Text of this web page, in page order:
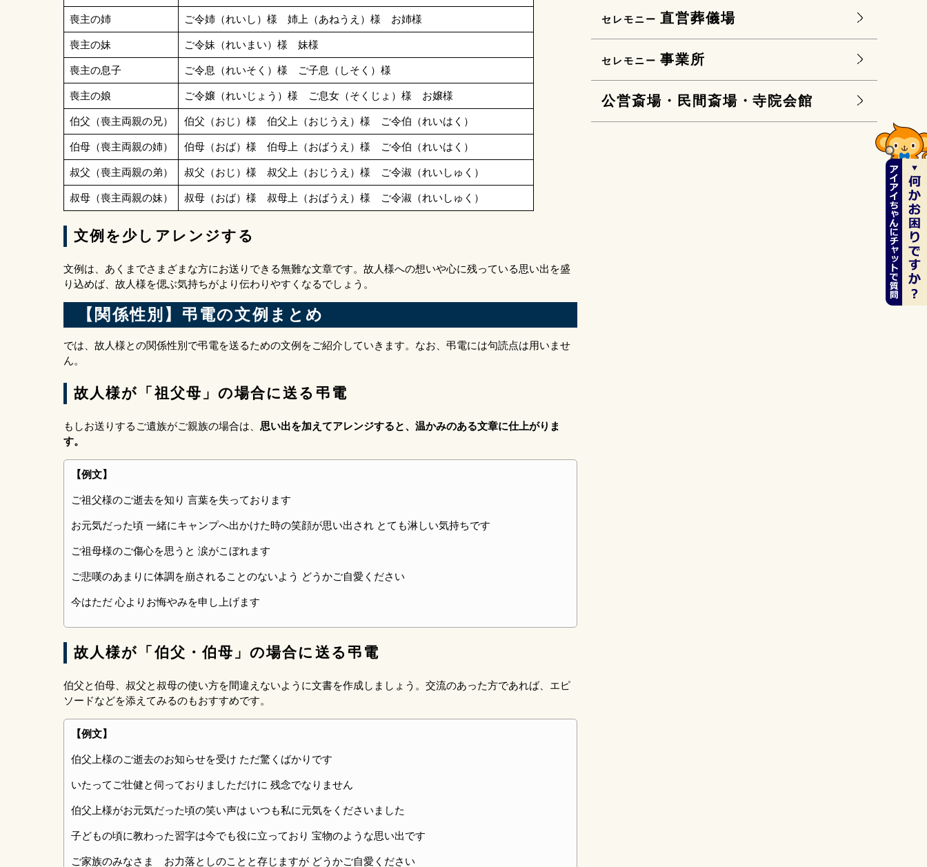
喪主の姉 ご令姉（れいし）様 姉上（あねうえ）様 お姉様
喪主の妹 ご令妹（れいまい）様 妹様
喪主の息子 ご令息（れいそく）様 ご子息（しそく）様
喪主の娘 ご令嬢（れいじょう）様 ご息女（そくじょ）様 お嬢様
伯父（喪主両親の兄） 伯父（おじ）様 伯父上（おじうえ）様 ご令伯（れいはく）
伯母（喪主両親の姉） 伯母（おば）様 伯母上（おばうえ）様 ご令伯（れいはく）
叔父（喪主両親の弟） 叔父（おじ）様 叔父上（おじうえ）様 ご令淑（れいしゅく）
叔母（喪主両親の妹） 叔母（おば）様 叔母上（おばうえ）様 ご令淑（れいしゅく）
文例を少しアレンジする
文例は、あくまでさまざまな方にお送りできる無難な文章です。故人様への想いや心に残っている思い出を盛
り込めば、故人様を偲ぶ気持ちがより伝わりやすくなるでしょう。
【関係性別】弔電の文例まとめ
では、故人様との関係性別で弔電を送るための文例をご紹介していきます。なお、弔電には句読点は用いませ
ん。
故人様が「祖父母」の場合に送る弔電
もしお送りするご遺族がご親族の場合は、 思い出を加えてアレンジすると、温かみのある文章に仕上がりま
す。
【例文】
ご祖父様のご逝去を知り 言葉を失っております
お元気だった頃 一緒にキャンプへ出かけた時の笑顔が思い出され とても淋しい気持ちです
ご祖母様のご傷心を思うと 涙がこぼれます
ご悲嘆のあまりに体調を崩されることのないよう どうかご自愛ください
今はただ 心よりお悔やみを申し上げます
故人様が「伯父・伯母」の場合に送る弔電
伯父と伯母、叔父と叔母の使い方を間違えないように文書を作成しましょう。交流のあった方であれば、エピ
ソードなどを添えてみるのもおすすめです。
【例文】
伯父上様のご逝去のお知らせを受け ただ驚くばかりです
いたってご壮健と伺っておりましただけに 残念でなりません
伯父上様がお元気だった頃の笑い声は いつも私に元気をくださいました
子どもの頃に教わった習字は今でも役に立っており 宝物のような思い出です
ご家族のみなさま お力落としのことと存じますが どうかご自愛ください
セレモニー 直営葬儀場
セレモニー 事業所
公営斎場・民間斎場・寺院会館